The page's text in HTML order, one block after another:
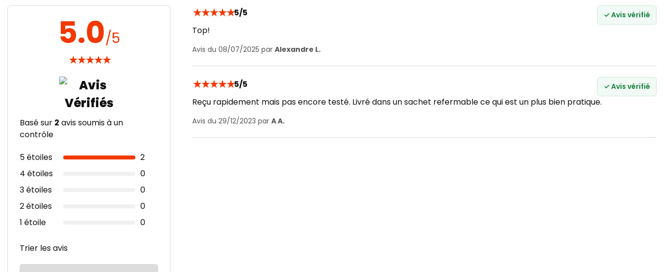
5.0/5
★★★★★
Basé sur 2 avis soumis à un
contrôle
5 étoiles
2
4 étoiles
0
3 étoiles
0
2 étoiles
0
1 étoile
0
Trier les avis
★★★★★5/5 ✓ Avis vérifié
Top!
Avis du 08/07/2025 par Alexandre L.
★★★★★5/5 ✓ Avis vérifié
Reçu rapidement mais pas encore testé. Livré dans un sachet refermable ce qui est un plus bien pratique.
Avis du 29/12/2023 par A A.